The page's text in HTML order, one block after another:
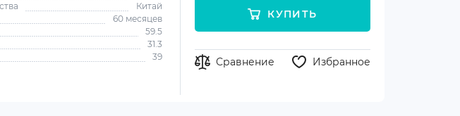
Китай
60 месяцев
59.5
31.3
39 Сравнение Избранное
КУПИТЬ